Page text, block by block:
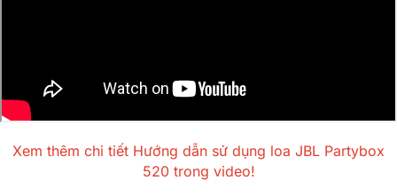
Xem thêm chi tiết Hướng dẫn sử dụng loa JBL Partybox
520 trong video!